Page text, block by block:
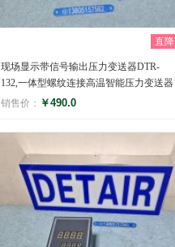
直降
现场显示带信号输出压力变送器DTR-
132,一体型螺纹连接高温智能压力变送器
销售价： ￥490.0
评分